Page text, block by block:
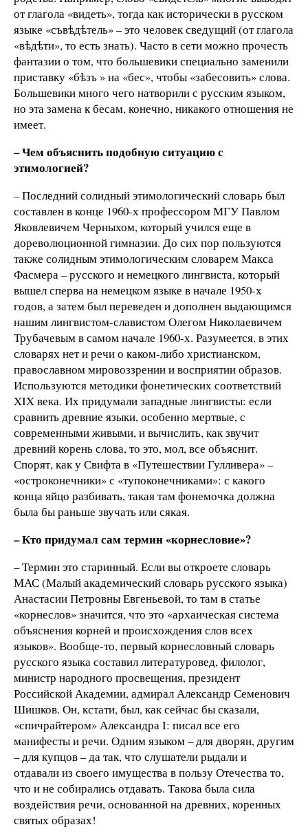
от глагола «видеть», тогда как исторически в русском
языке «съвѣдѣтель» – это человек сведущий (от глагола
«вѣдѣти», то есть знать). Часто в сети можно прочесть
фантазии о том, что большевики специально заменили
приставку «бѣзъ » на «бес», чтобы «забесовить» слова.
Большевики много чего натворили с русским языком,
но эта замена к бесам, конечно, никакого отношения не
имеет.
– Чем объяснить подобную ситуацию с
этимологией?
– Последний солидный этимологический словарь был
составлен в конце 1960-х профессором МГУ Павлом
Яковлевичем Черныхом, который учился еще в
дореволюционной гимназии. До сих пор пользуются
также солидным этимологическим словарем Макса
Фасмера – русского и немецкого лингвиста, который
вышел сперва на немецком языке в начале 1950-х
годов, а затем был переведен и дополнен выдающимся
нашим лингвистом-славистом Олегом Николаевичем
Трубачевым в самом начале 1960-х. Разумеется, в этих
словарях нет и речи о каком-либо христианском,
православном мировоззрении и восприятии образов.
Используются методики фонетических соответствий
XIX века. Их придумали западные лингвисты: если
сравнить древние языки, особенно мертвые, с
современными живыми, и вычислить, как звучит
древний корень слова, то это, мол, все объяснит.
Спорят, как у Свифта в «Путешествии Гулливера» –
«остроконечники» с «тупоконечниками»: с какого
конца яйцо разбивать, такая там фонемочка должна
была бы раньше звучать или сякая.
– Кто придумал сам термин «корнесловие»?
– Термин это старинный. Если вы откроете словарь
МАС (Малый академический словарь русского языка)
Анастасии Петровны Евгеньевой, то там в статье
«корнеслов» значится, что это «архаическая система
объяснения корней и происхождения слов всех
языков». Вообще-то, первый корнесловный словарь
русского языка составил литературовед, филолог,
министр народного просвещения, президент
Российской Академии, адмирал Александр Семенович
Шишков. Он, кстати, был, как сейчас бы сказали,
«спичрайтером» Александра I: писал все его
манифесты и речи. Одним языком – для дворян, другим
– для купцов – да так, что слушатели рыдали и
отдавали из своего имущества в пользу Отечества то,
что и не собирались отдавать. Такова была сила
воздействия речи, основанной на древних, коренных
святых образах!